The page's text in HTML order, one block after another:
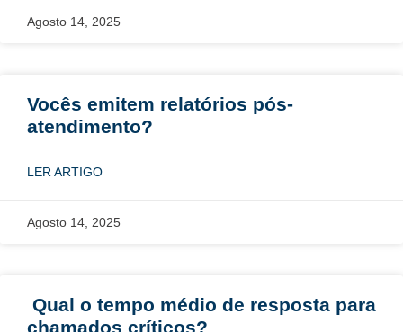
Agosto 14, 2025
Vocês emitem relatórios pós-
atendimento?
LER ARTIGO
Agosto 14, 2025
Qual o tempo médio de resposta para
chamados críticos?